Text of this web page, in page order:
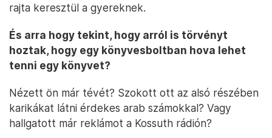
rajta keresztül a gyereknek.
És arra hogy tekint, hogy arról is törvényt
hoztak, hogy egy könyvesboltban hova lehet
tenni egy könyvet?
Nézett ön már tévét? Szokott ott az alsó részében
karikákat látni érdekes arab számokkal? Vagy
hallgatott már reklámot a Kossuth rádión?